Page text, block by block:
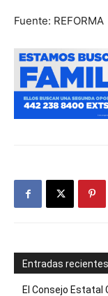
Fuente: REFORMA
Entradas recientes
El Consejo